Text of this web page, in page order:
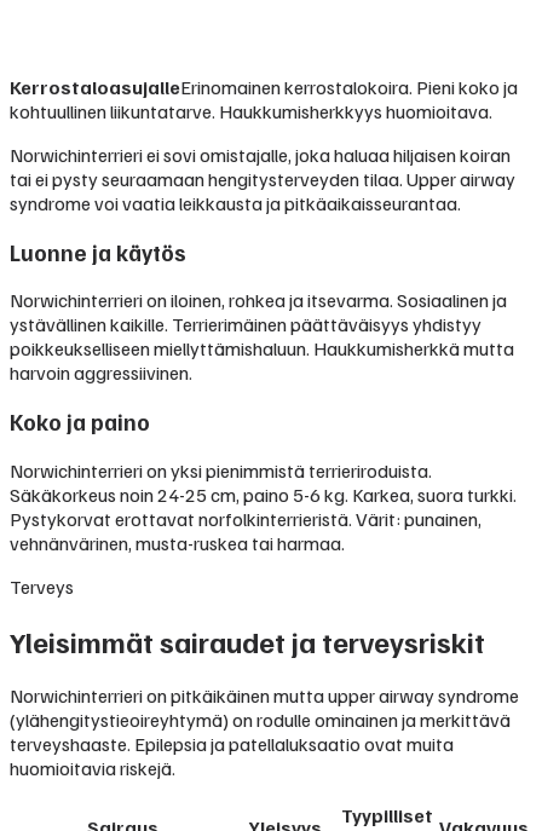
KerrostaloasujalleErinomainen kerrostalokoira. Pieni koko ja
kohtuullinen liikuntatarve. Haukkumisherkkyys huomioitava.
Norwichinterrieri ei sovi omistajalle, joka haluaa hiljaisen koiran
tai ei pysty seuraamaan hengitysterveyden tilaa. Upper airway
syndrome voi vaatia leikkausta ja pitkäaikaisseurantaa.
Luonne ja käytös
Norwichinterrieri on iloinen, rohkea ja itsevarma. Sosiaalinen ja
ystävällinen kaikille. Terrierimäinen päättäväisyys yhdistyy
poikkeukselliseen miellyttämishaluun. Haukkumisherkkä mutta
harvoin aggressiivinen.
Koko ja paino
Norwichinterrieri on yksi pienimmistä terrieriroduista.
Säkäkorkeus noin 24-25 cm, paino 5-6 kg. Karkea, suora turkki.
Pystykorvat erottavat norfolkinterrieristä. Värit: punainen,
vehnänvärinen, musta-ruskea tai harmaa.
Terveys
Yleisimmät sairaudet ja terveysriskit
Norwichinterrieri on pitkäikäinen mutta upper airway syndrome
(ylähengitystieoireyhtymä) on rodulle ominainen ja merkittävä
terveyshaaste. Epilepsia ja patellaluksaatio ovat muita
huomioitavia riskejä.
Tyypilliset